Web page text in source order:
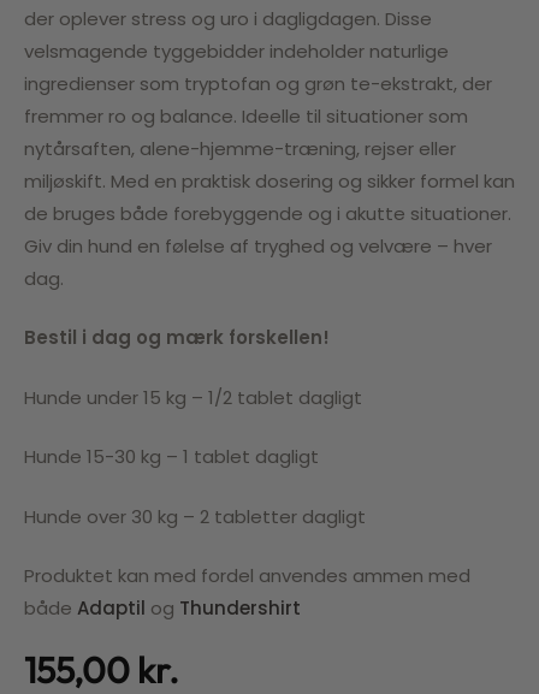
der oplever stress og uro i dagligdagen. Disse
velsmagende tyggebidder indeholder naturlige
ingredienser som tryptofan og grøn te-ekstrakt, der
fremmer ro og balance. Ideelle til situationer som
nytårsaften, alene-hjemme-træning, rejser eller
miljøskift. Med en praktisk dosering og sikker formel kan
de bruges både forebyggende og i akutte situationer.
Giv din hund en følelse af tryghed og velvære – hver
dag.
Bestil i dag og mærk forskellen!
Hunde under 15 kg – 1/2 tablet dagligt
Hunde 15-30 kg – 1 tablet dagligt
Hunde over 30 kg – 2 tabletter dagligt
Produktet kan med fordel anvendes ammen med
både Adaptil og Thundershirt
155,00 kr.